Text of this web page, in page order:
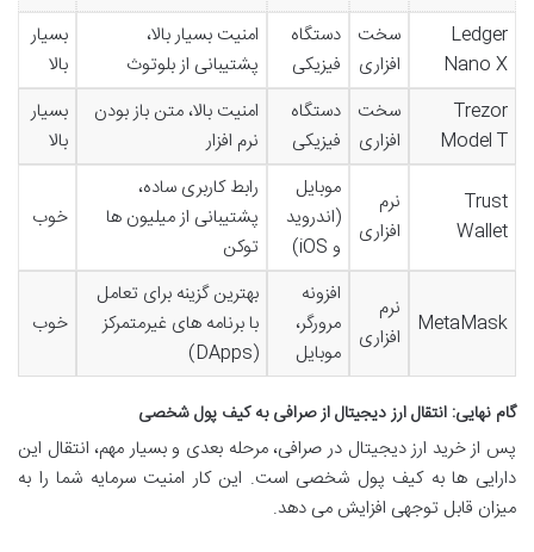
Ledger
Nano X
سخت
افزاری
دستگاه
فیزیکی
امنیت بسیار بالا،
پشتیبانی از بلوتوث
بسیار
بالا
Trezor
Model T
سخت
افزاری
دستگاه
فیزیکی
امنیت بالا، متن باز بودن
نرم افزار
بسیار
بالا
Trust
Wallet
نرم
افزاری
موبایل
(اندروید
و iOS)
رابط کاربری ساده،
پشتیبانی از میلیون ها
توکن
خوب
MetaMask
نرم
افزاری
افزونه
مرورگر،
موبایل
بهترین گزینه برای تعامل
با برنامه های غیرمتمرکز
(DApps)
خوب
گام نهایی: انتقال ارز دیجیتال از صرافی به کیف پول شخصی
پس از خرید ارز دیجیتال در صرافی، مرحله بعدی و بسیار مهم، انتقال این
دارایی ها به کیف پول شخصی است. این کار امنیت سرمایه شما را به
میزان قابل توجهی افزایش می دهد.